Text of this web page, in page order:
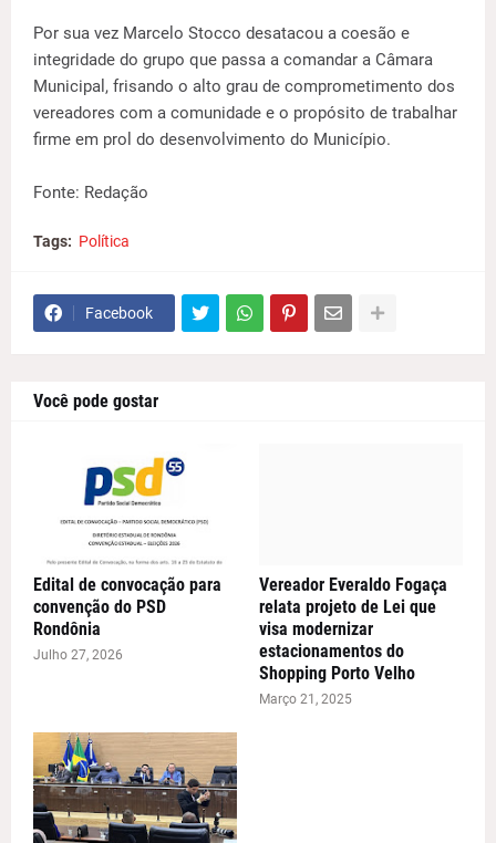
Por sua vez Marcelo Stocco desatacou a coesão e
integridade do grupo que passa a comandar a Câmara
Municipal, frisando o alto grau de comprometimento dos
vereadores com a comunidade e o propósito de trabalhar
firme em prol do desenvolvimento do Município.
Fonte: Redação
Tags: Política
Facebook
Você pode gostar
Edital de convocação para
convenção do PSD
Rondônia
Julho 27, 2026
Vereador Everaldo Fogaça
relata projeto de Lei que
visa modernizar
estacionamentos do
Shopping Porto Velho
Março 21, 2025